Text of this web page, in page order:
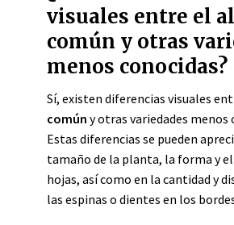
visuales entre el
común y otras
menos conocidas?
Sí, existen diferencias visuales
común y otras variedades menos
Estas diferencias se pueden
tamaño de la planta, la forma y
hojas, así como en la cantidad y
las espinas o dientes en los